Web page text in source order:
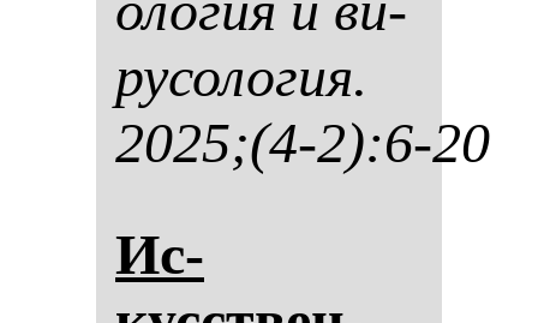
ру­со­ло­гия.
2025;(4-2):6-20
Ис­